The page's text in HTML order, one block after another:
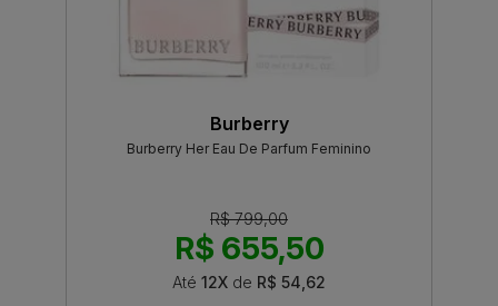
Burberry
Burberry Her Eau De Parfum Feminino
R$ 799,00
R$ 655,50
Até 12X de R$ 54,62